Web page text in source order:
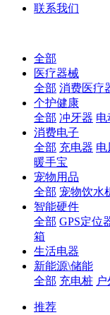
联系我们
全部
医疗器械
全部 消费医疗
个护健康
全部 冲牙器 电
消费电子
全部 充电器 电
暖手宝
宠物用品
全部 宠物饮水
智能硬件
全部 GPS定位
箱
生活电器
新能源\储能
全部 充电桩
推荐